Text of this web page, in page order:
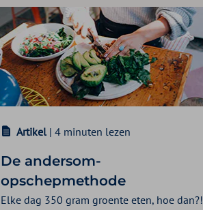
Artikel | 4 minuten lezen
De andersom-
opschepmethode
Elke dag 350 gram groente eten, hoe dan?!